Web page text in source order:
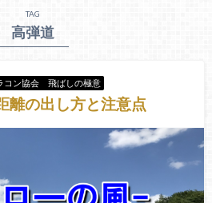
TAG
高弾道
コン協会 飛ばしの極意
離の出し方と注意点